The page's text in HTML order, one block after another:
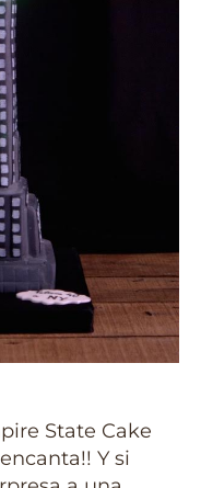
State Cake
Y si